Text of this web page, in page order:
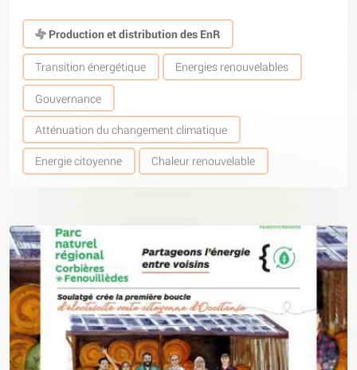
Production et distribution des EnR
Transition énergétique Energies renouvelables
Gouvernance
Atténuation du changement climatique
Energie citoyenne Chaleur renouvelable